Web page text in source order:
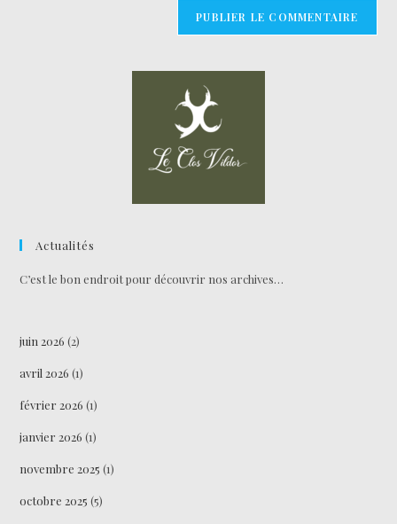
Actualités
C’est le bon endroit pour découvrir nos archives…
juin 2026 (2)
avril 2026 (1)
février 2026 (1)
janvier 2026 (1)
novembre 2025 (1)
octobre 2025 (5)